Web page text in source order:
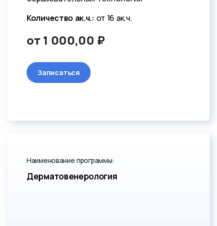
Количество ак.ч.: от 16 ак.ч.
от 1 000,00 ₽
Записаться
Наименование программы:
Дерматовенерология